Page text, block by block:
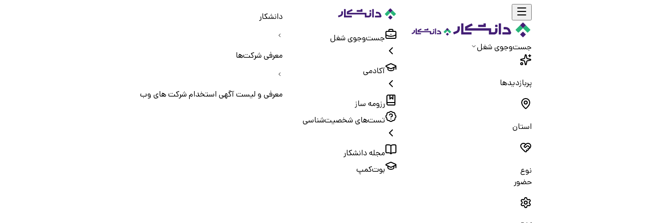
جست‌و‌جوی شغل
پربازدیدها
استان
نوع
حضور
جست‌و‌جوی شغل
آکادمی
رزومه ساز
تست‌های شخصیت‌شناسی
مجله دانشکار
بوت‌کمپ
دانشکار
معرفی شرکت‌ها
معرفی و لیست آگهی استخدام شرکت های وب